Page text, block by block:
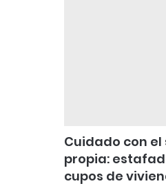
Cuidado con
propia:
cupos de